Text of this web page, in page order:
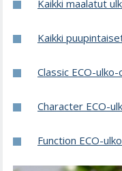
Kaikki maalatut
Kaikki
Classic ECO-
Character ECO-
Function ECO-